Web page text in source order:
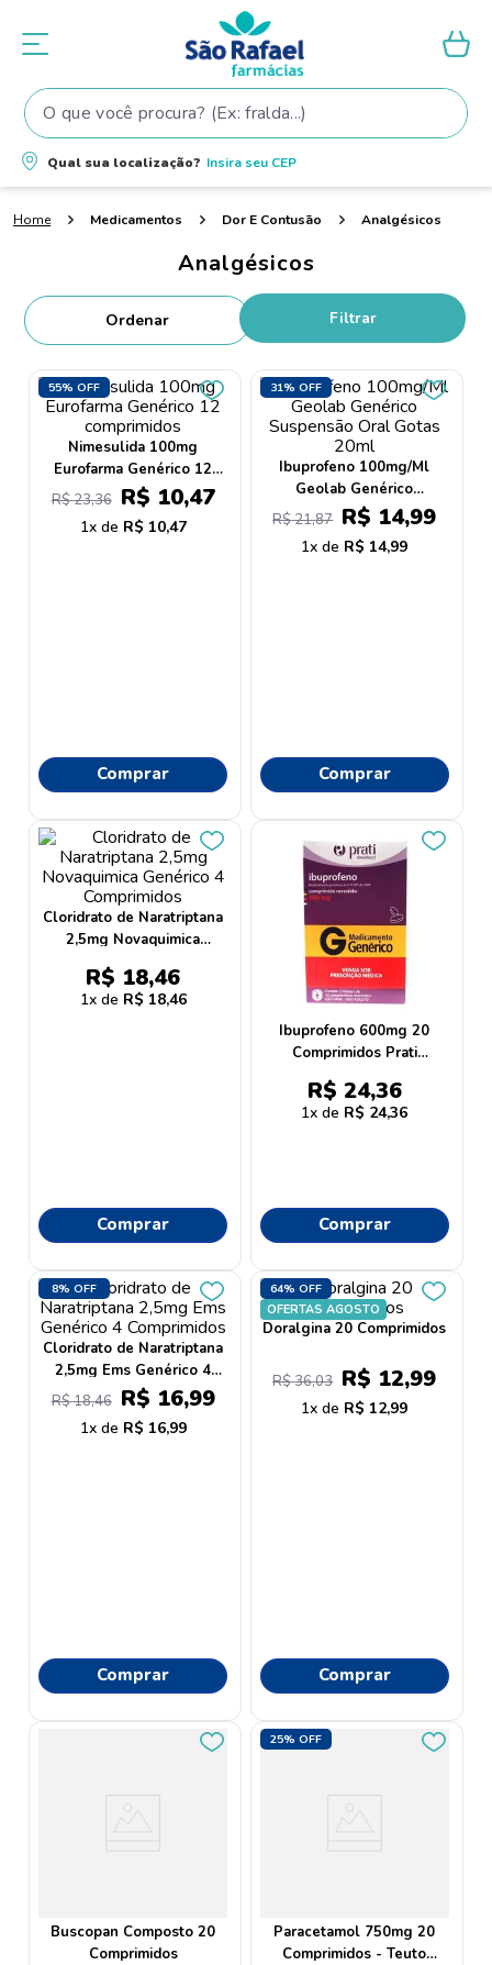
O que você procura? (Ex: fralda...)
Qual sua localização? Insira seu CEP
Medicamentos Dor E Contusão Analgésicos
Analgésicos
Filtrar
55% OFF
Nimesulida 100mg
Eurofarma Genérico 12
comprimidos
R$23,36 R$ 10,47
1 R$ 10,47
Comprar
31% OFF
Ibuprofeno 100mg/Ml
Geolab Genérico
Suspensão Oral Gotas
20ml
R$21,87 R$ 14,99
1 R$ 14,99
Comprar
Cloridrato de Naratriptana
2,5mg Novaquimica
Genérico 4 Comprimidos
R$ 18,46
1 R$ 18,46
Comprar
Ibuprofeno 600mg 20
Comprimidos Prati
Donaduzzi Genérico
R$ 24,36
1 R$ 24,36
Comprar
8% OFF
Cloridrato de Naratriptana
2,5mg Ems Genérico 4
Comprimidos
R$18,46 R$ 16,99
1 R$ 16,99
Comprar
64% OFF
OFERTAS AGOSTO
Doralgina 20 Comprimidos
R$36,03 R$ 12,99
1 R$ 12,99
Comprar
Buscopan Composto 20
Comprimidos
25% OFF
Paracetamol 750mg 20
Comprimidos - Teuto
Termos mais buscados
1º fralda
2 shampoo
5º tintura cabelo
6º elseve
dove
8º proge
9º lenço umedecido
oleo